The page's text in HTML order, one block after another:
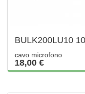
BULK200LU10
cavo microfono
18,00 €